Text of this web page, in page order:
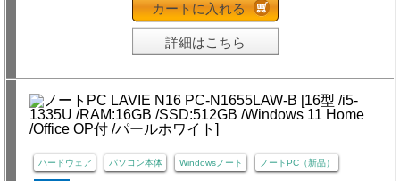
カートに入れる
詳細はこちら
ハードウェア パソコン本体 Windowsノート ノートPC（新品）